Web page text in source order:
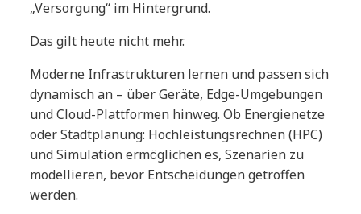
„Versorgung“ im Hintergrund.
Das gilt heute nicht mehr.
Moderne Infrastrukturen lernen und passen sich
dynamisch an – über Geräte, Edge-Umgebungen
und Cloud-Plattformen hinweg. Ob Energienetze
oder Stadtplanung: Hochleistungsrechnen (HPC)
und Simulation ermöglichen es, Szenarien zu
modellieren, bevor Entscheidungen getroffen
werden.